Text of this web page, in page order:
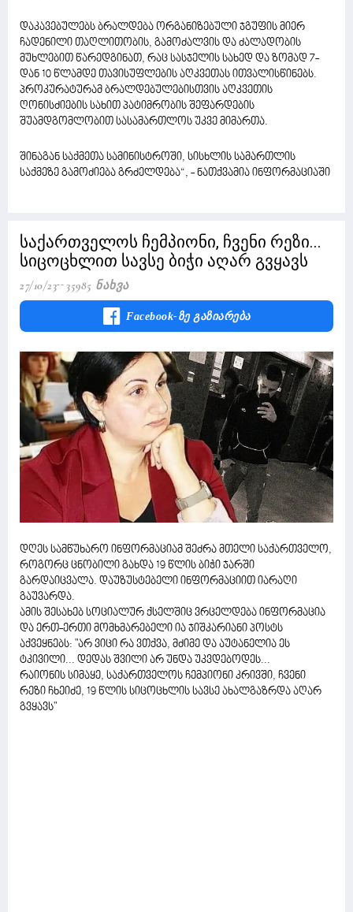
დაკავებულებს ბრალდება ორგანიზებული ჯგუფის მიერ
ჩადენილი თაღლითობის, გამოძალვის და ძალადობის
მუხლებით წარედგინათ, რაც სასჯელის სახედ და ზომად 7-
დან 10 წლამდე თავისუფლების აღკვეთას ითვალისწინებს.
პროკურატურამ ბრალდებულებისთვის აღკვეთის
ღონისძიების სახით პატიმრობის შეფარდების
შუამდგომლობით სასამართლოს უკვე მიმართა.
შინაგან საქმეთა სამინისტროში, სისხლის სამართლის
საქმეზე გამოძიება გრძელდება“, - ნათქვამია ინფორმაციაში
საქართველოს ჩემპიონი, ჩვენი რეზი...
სიცოცხლით სავსე ბიჭი აღარ გვყავს
27/10/23 35985 Ნახვა
Facebook-Ზე Გაზიარება
დღეს სამწუხარო ინფორმაციამ შეძრა მთელი საქართველო,
როგორც ცნობილი გახდა 19 წლის ბიჭი ჯარში
გარდაიცვალა. დაუზუსტებელი ინფორმაციით იარაღი
გაუვარდა.
ამის შესახებ სოციალურ ქსელშიც ვრცელდება ინფორმაცია
და ერთ-ერთი მომხმარებელი ია ჯიშკარიანი პოსტს
აქვეყნებს: "არ ვიცი რა ვთქვა, მძიმე და აუტანელია ეს
ტკივილი... დედას შვილი არ უნდა უკვდებოდეს...
რაიონის სიმაყე, საქართველოს ჩემპიონი კრივში, ჩვენი
რეზი ჩხეიძე, 19 წლის სიცოცხლის სავსე ახალგაზრდა აღარ
გვყავს"